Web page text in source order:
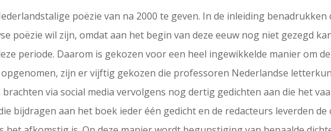
poëzie van na 2000 te geven. In de inleiding benadrukken
poëzie wil zijn, omdat aan het begin van deze eeuw nog niet gezegd
periode. Daarom is gekozen voor een heel ingewikkelde manier om
zijn er vijftig gekozen die professoren Nederlandse
via social media vervolgens nog dertig gedichten aan die het
bijdragen aan het boek ieder één gedicht en de redacteurs leverden de